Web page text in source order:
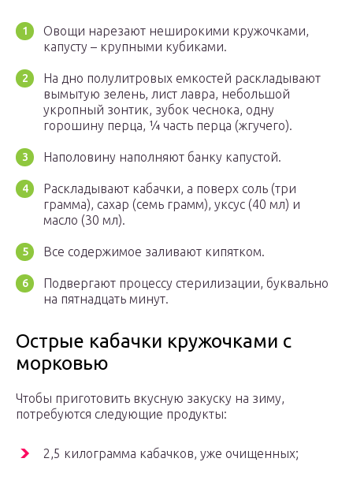
Овощи нарезают неширокими кружочками,
капусту – крупными кубиками.
На дно полулитровых емкостей раскладывают
вымытую зелень, лист лавра, небольшой
укропный зонтик, зубок чеснока, одну
горошину перца, ¼ часть перца (жгучего).
Наполовину наполняют банку капустой.
Раскладывают кабачки, а поверх соль (три
грамма), сахар (семь грамм), уксус (40 мл) и
масло (30 мл).
Все содержимое заливают кипятком.
Подвергают процессу стерилизации, буквально
на пятнадцать минут.
Острые кабачки кружочками с
морковью
Чтобы приготовить вкусную закуску на зиму,
потребуются следующие продукты:
2,5 килограмма кабачков, уже очищенных;